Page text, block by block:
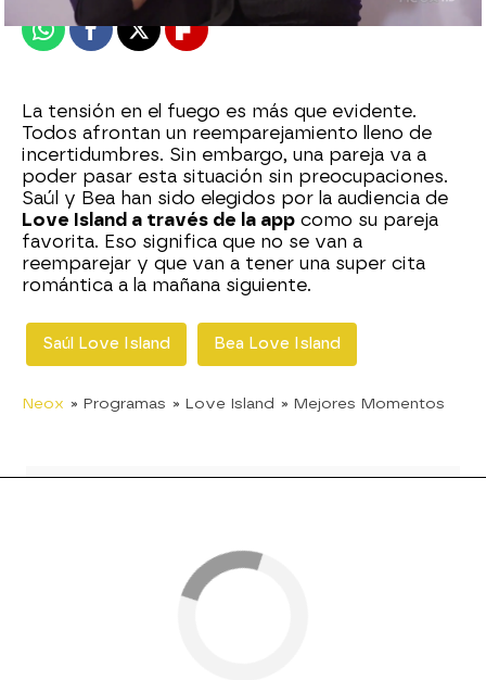
WhatsappFacebook
X Flipboard
La tensión en el fuego es más que evidente.
Todos afrontan un reemparejamiento lleno de
incertidumbres. Sin embargo, una pareja va a
poder pasar esta situación sin preocupaciones.
Saúl y Bea han sido elegidos por la audiencia de
Love Island a través de la app como su pareja
favorita. Eso significa que no se van a
reemparejar y que van a tener una super cita
romántica a la mañana siguiente.
Saúl Love Island Bea Love Island
Neox » Programas » Love Island » Mejores Momentos